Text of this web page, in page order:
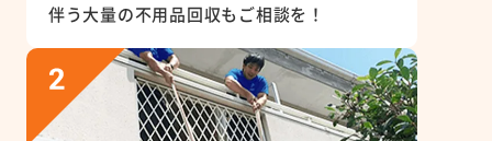
伴う大量の不用品回収もご相談を！